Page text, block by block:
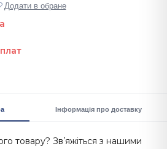
Додати в обране
Інформація про доставку
товару? Звʼяжіться з нашими